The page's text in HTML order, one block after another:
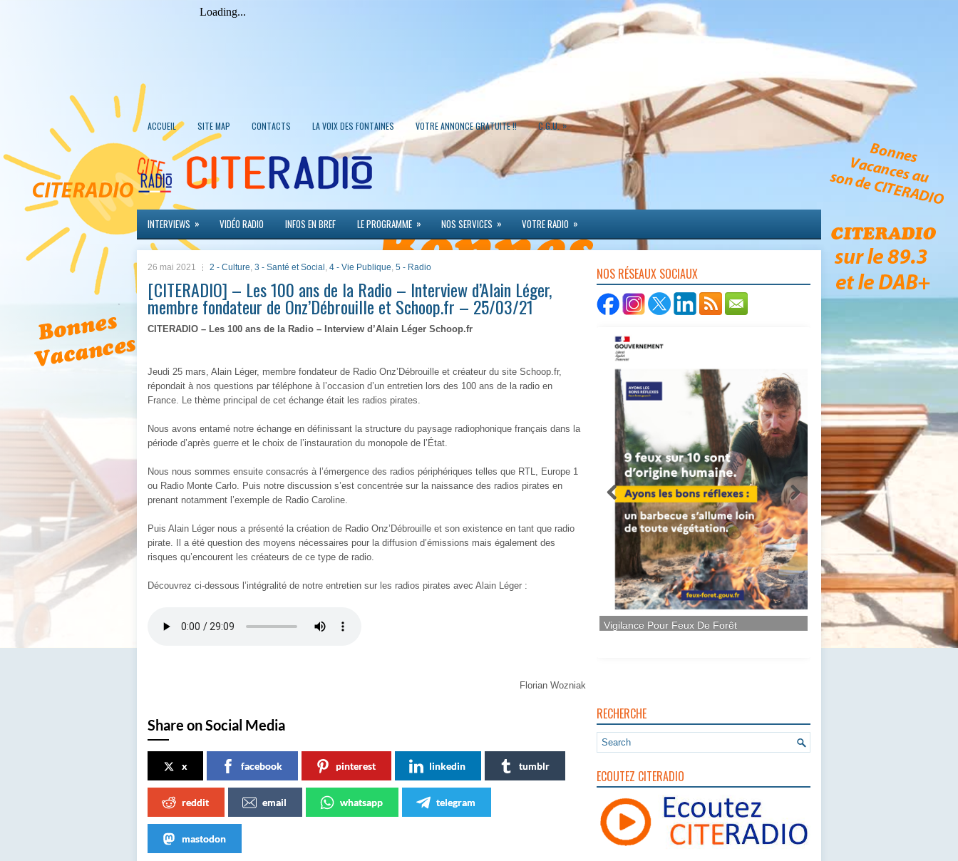
ACCUEIL SITE MAP CONTACTS LA VOIX DES FONTAINES VOTRE ANNONCE GRATUITE !! C.G.U. »
INTERVIEWS » VIDÉO RADIO INFOS EN BREF LE PROGRAMME » NOS SERVICES » VOTRE RADIO »
26 mai 2021 2 - Culture, 3 - Santé et Social , 4 - Vie Publique, 5 - Radio
[CITERADIO] – Les 100 ans de la Radio – Interview d’Alain Léger,
membre fondateur de Onz’Débrouille et Schoop.fr – 25/03/21
CITERADIO – Les 100 ans de la Radio – Interview d’Alain Léger Schoop.fr
Jeudi 25 mars, Alain Léger, membre fondateur de Radio Onz’Débrouille et créateur du site Schoop.fr,
répondait à nos questions par téléphone à l’occasion d’un entretien lors des 100 ans de la radio en
France. Le thème principal de cet échange était les radios pirates.
Nous avons entamé notre échange en définissant la structure du paysage radiophonique français dans la
période d’après guerre et le choix de l’instauration du monopole de l’État.
Nous nous sommes ensuite consacrés à l’émergence des radios périphériques telles que RTL, Europe 1
ou Radio Monte Carlo. Puis notre discussion s’est concentrée sur la naissance des radios pirates en
prenant notamment l’exemple de Radio Caroline.
Puis Alain Léger nous a présenté la création de Radio Onz’Débrouille et son existence en tant que radio
pirate. Il a été question des moyens nécessaires pour la diffusion d’émissions mais également des
risques qu’encourent les créateurs de ce type de radio.
Découvrez ci-dessous l’intégralité de notre entretien sur les radios pirates avec Alain Léger :
Florian Wozniak
Share on Social Media
x facebook pinterest linkedin tumblr
reddit email whatsapp telegram
mastodon
NOS RÉSEAUX SOCIAUX
RECHERCHE
ECOUTEZ CITERADIO